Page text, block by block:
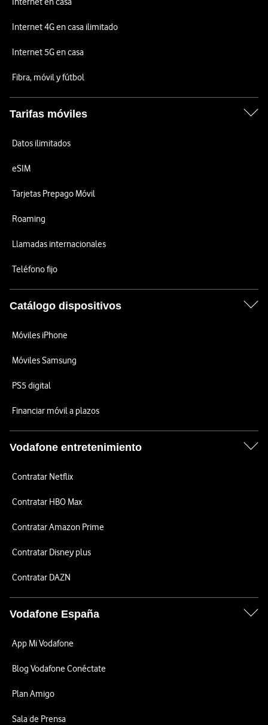
Internet 4G en casa ilimitado
Internet 5G en casa
Fibra, móvil y fútbol
Tarifas móviles
Datos ilimitados
eSIM
Tarjetas Prepago Móvil
Roaming
Llamadas internacionales
Teléfono fijo
Catálogo dispositivos
Móviles iPhone
Móviles Samsung
PS5 digital
Financiar móvil a plazos
Vodafone entretenimiento
Contratar Netflix
Contratar HBO Max
Contratar Amazon Prime
Contratar Disney plus
Contratar DAZN
Vodafone España
App Mi Vodafone
Blog Vodafone Conéctate
Plan Amigo
Sala de Prensa